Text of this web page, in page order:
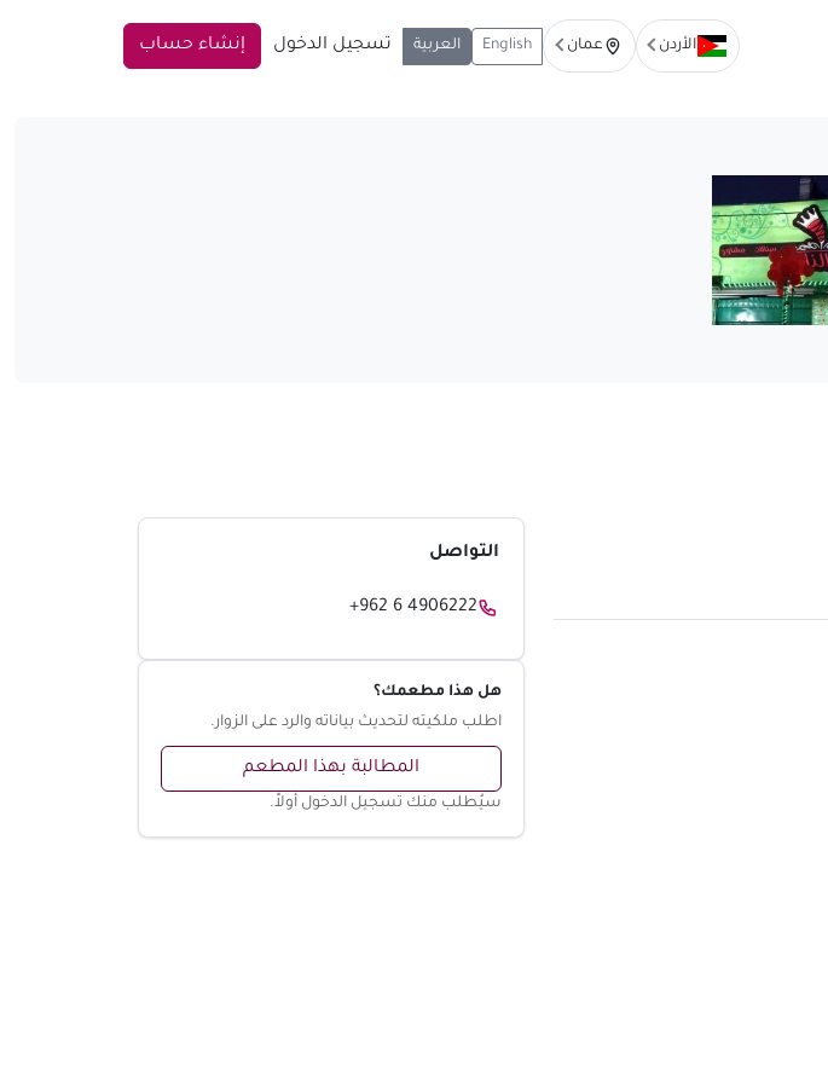
الأردن عمان English العربية تسجيل الدخول إنشاء حساب
التواصل
+962 6 4906222
هل هذا مطعمك؟
اطلب ملكيته لتحديث بياناته والرد على الزوار.
المطالبة بهذا المطعم
سيُطلب منك تسجيل الدخول أولاً.